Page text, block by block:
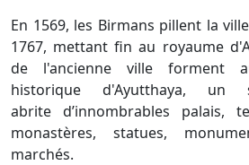
En 1569, les Birmans pillent la
1767, mettant fin au royaume
de l'ancienne ville forment
historique d'Ayutthaya, un
abrite d’innombrables palais,
monastères, statues,
marchés.